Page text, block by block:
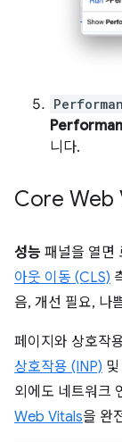
니다.
Core Web
성능 패널을 열면
아웃 이동 (CLS)
음, 개선 필요, 나
페이지와 상호작
상호작용 (INP)
외에도 네트워크
Web Vitals을 완